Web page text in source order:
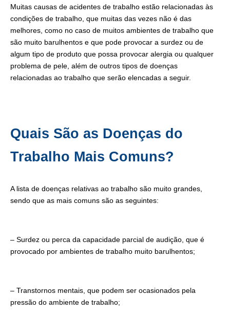
Muitas causas de acidentes de trabalho estão relacionadas às
condições de trabalho, que muitas das vezes não é das
melhores, como no caso de muitos ambientes de trabalho que
são muito barulhentos e que pode provocar a surdez ou de
algum tipo de produto que possa provocar alergia ou qualquer
problema de pele, além de outros tipos de doenças
relacionadas ao trabalho que serão elencadas a seguir.
Quais São as Doenças do
Trabalho Mais Comuns?
A lista de doenças relativas ao trabalho são muito grandes,
sendo que as mais comuns são as seguintes:
– Surdez ou perca da capacidade parcial de audição, que é
provocado por ambientes de trabalho muito barulhentos;
– Transtornos mentais, que podem ser ocasionados pela
pressão do ambiente de trabalho;